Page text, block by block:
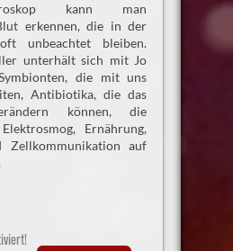
kann man
erkennen, die in der
unbeachtet bleiben.
unterhält sich mit Jo
die mit uns
Antibiotika, die das
können, die
Ernährung,
Zellkommunikation auf